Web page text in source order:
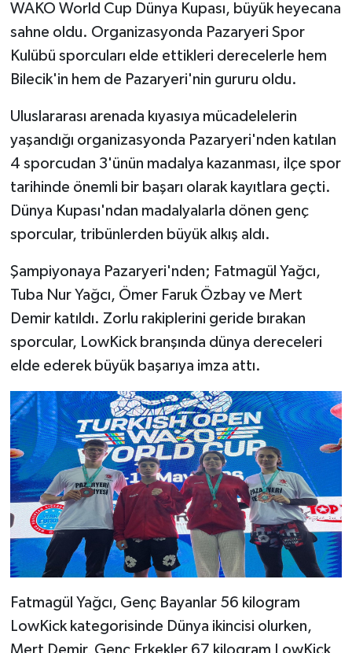
WAKO World Cup Dünya Kupası, büyük heyecana
sahne oldu. Organizasyonda Pazaryeri Spor
Kulübü sporcuları elde ettikleri derecelerle hem
Bilecik'in hem de Pazaryeri'nin gururu oldu.
Uluslararası arenada kıyasıya mücadelelerin
yaşandığı organizasyonda Pazaryeri'nden katılan
4 sporcudan 3'ünün madalya kazanması, ilçe spor
tarihinde önemli bir başarı olarak kayıtlara geçti.
Dünya Kupası'ndan madalyalarla dönen genç
sporcular, tribünlerden büyük alkış aldı.
Şampiyonaya Pazaryeri'nden; Fatmagül Yağcı,
Tuba Nur Yağcı, Ömer Faruk Özbay ve Mert
Demir katıldı. Zorlu rakiplerini geride bırakan
sporcular, LowKick branşında dünya dereceleri
elde ederek büyük başarıya imza attı.
Fatmagül Yağcı, Genç Bayanlar 56 kilogram
LowKick kategorisinde Dünya ikincisi olurken,